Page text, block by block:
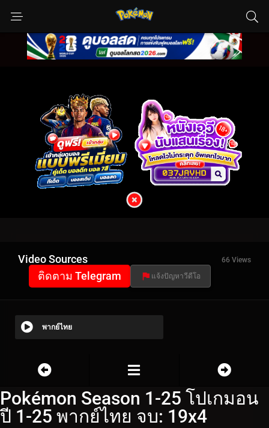
Video Sources 66 Views
ติดตาม Telegram แจ้งปัญหาวีดีโอ
พากย์ไทย
Pokémon Season 1-25 โปเกมอน
ปี 1-25 พากย์ไทย จบ: 19x4